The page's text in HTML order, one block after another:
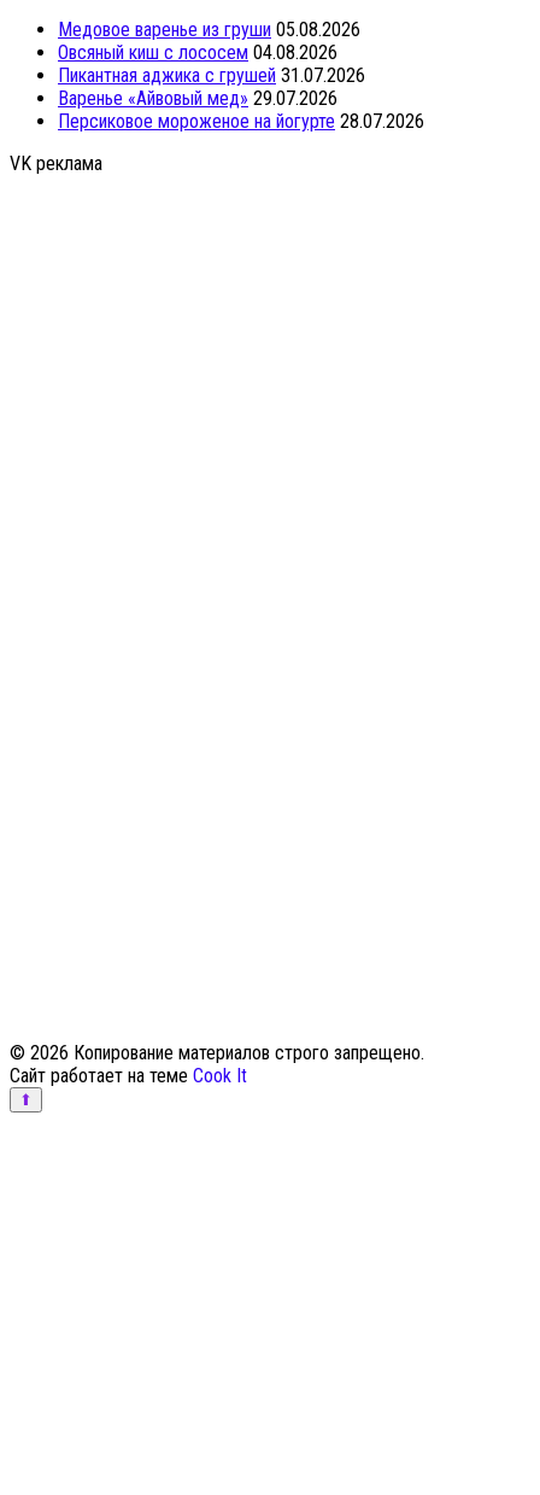
Медовое варенье из груши 05.08.2026
Овсяный киш с лососем 04.08.2026
Пикантная аджика с грушей 31.07.2026
Варенье «Айвовый мед» 29.07.2026
Персиковое мороженое на йогурте 28.07.2026
VK реклама
© 2026 Копирование материалов строго запрещено.
Сайт работает на теме Cook It